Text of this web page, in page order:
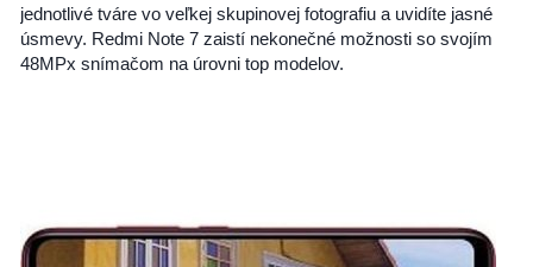
jednotlivé tváre vo veľkej skupinovej fotografiu a uvidíte jasné
úsmevy. Redmi Note 7 zaistí nekonečné možnosti so svojím
48MPx snímačom na úrovni top modelov.